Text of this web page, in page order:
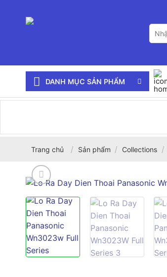
Tìm
kiếm:
DANH MỤC SẢN PHẨM
Trang chủ / Sản phẩm / Collections /